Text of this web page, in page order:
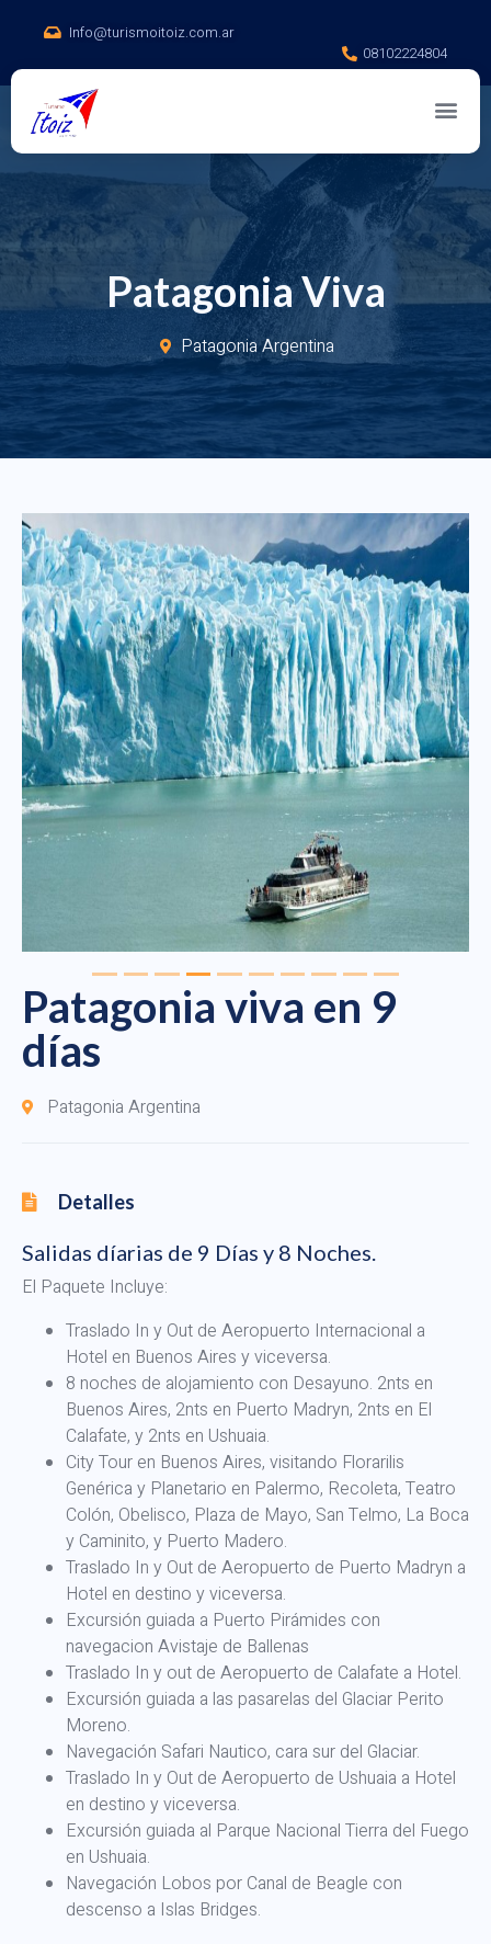
Info@turismoitoiz.com.ar
08102224804
Patagonia Viva
Patagonia Argentina
Patagonia viva en 9
días
Patagonia Argentina
Detalles
Salidas díarias de 9 Días y 8 Noches.
El Paquete Incluye:
Traslado In y Out de Aeropuerto Internacional a
Hotel en Buenos Aires y viceversa.
8 noches de alojamiento con Desayuno. 2nts en
Buenos Aires, 2nts en Puerto Madryn, 2nts en El
Calafate, y 2nts en Ushuaia.
City Tour en Buenos Aires, visitando Florarilis
Genérica y Planetario en Palermo, Recoleta, Teatro
Colón, Obelisco, Plaza de Mayo, San Telmo, La Boca
y Caminito, y Puerto Madero.
Traslado In y Out de Aeropuerto de Puerto Madryn a
Hotel en destino y viceversa.
Excursión guiada a Puerto Pirámides con
navegacion Avistaje de Ballenas
Traslado In y out de Aeropuerto de Calafate a Hotel.
Excursión guiada a las pasarelas del Glaciar Perito
Moreno.
Navegación Safari Nautico, cara sur del Glaciar.
Traslado In y Out de Aeropuerto de Ushuaia a Hotel
en destino y viceversa.
Excursión guiada al Parque Nacional Tierra del Fuego
en Ushuaia.
Navegación Lobos por Canal de Beagle con
descenso a Islas Bridges.